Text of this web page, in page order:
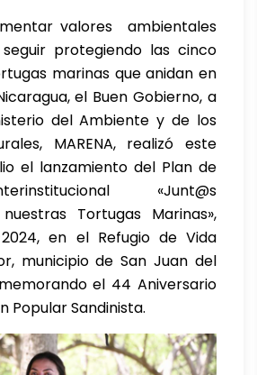
valores ambientales
protegiendo las cinco
marinas que anidan en
el Buen Gobierno, a
del Ambiente y de los
MARENA, realizó este
el lanzamiento del Plan de
«Junt@s
Tortugas Marinas»,
en el Refugio de Vida
municipio de San Juan del
el 44 Aniversario
Popular Sandinista.